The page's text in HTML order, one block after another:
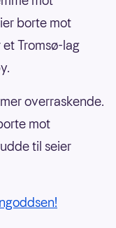
borte mot
Tromsø-lag
overraskende.
mot
til seier